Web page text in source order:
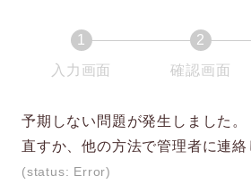
1
入力画面
表
示
2
確認画面
示
予期しない問題が発生しました。
直すか、他の方法で管理者に連絡
(status: Error)